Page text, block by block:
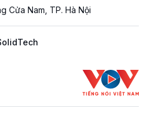
Cửa Nam, TP. Hà Nội